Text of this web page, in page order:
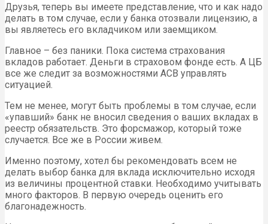
Друзья, теперь вы имеете представление, что и как надо
делать в том случае, если у банка отозвали лицензию, а
вы являетесь его вкладчиком или заемщиком.
Главное – без паники. Пока система страхования
вкладов работает. Деньги в страховом фонде есть. А ЦБ
все же следит за возможностями АСВ управлять
ситуацией.
Тем не менее, могут быть проблемы в том случае, если
«упавший» банк не вносил сведения о ваших вкладах в
реестр обязательств. Это форсмажор, который тоже
случается. Все же в России живем.
Именно поэтому, хотел бы рекомендовать всем не
делать выбор банка для вклада исключительно исходя
из величины процентной ставки. Необходимо учитывать
много факторов. В первую очередь оценить его
благонадежность.